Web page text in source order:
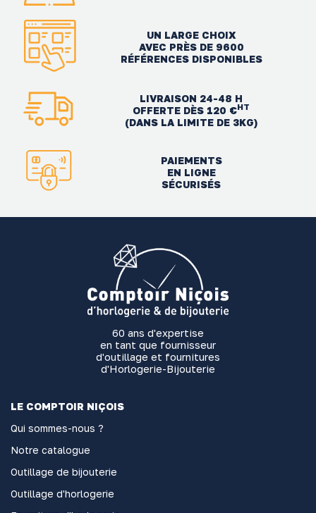
UN LARGE CHOIX
AVEC PRÈS DE 9600
RÉFÉRENCES DISPONIBLES
LIVRAISON 24-48 H
OFFERTE DÈS 120 €HT
(DANS LA LIMITE DE 3KG)
PAIEMENTS
EN LIGNE
SÉCURISÉS
60 ans d'expertise
en tant que fournisseur
d'outillage et fournitures
d'Horlogerie-Bijouterie
LE COMPTOIR NIÇOIS
Qui sommes-nous ?
Notre catalogue
Outillage de bijouterie
Outillage d'horlogerie